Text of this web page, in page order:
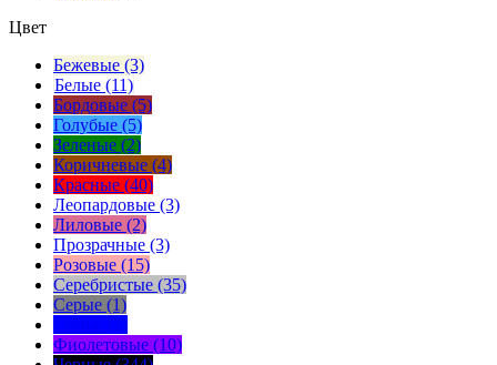
Цвет
Бежевые (3)
Белые (11)
Бордовые (5)
Голубые (5)
Зеленые (2)
Коричневые (4)
Красные (40)
Леопардовые (3)
Лиловые (2)
Прозрачные (3)
Розовые (15)
Серебристые (35)
Серые (1)
Фиолетовые (10)